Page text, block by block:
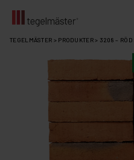
Fortsätt
innehållet
TEGELMÄSTER > PRODUKTER> 3208 –